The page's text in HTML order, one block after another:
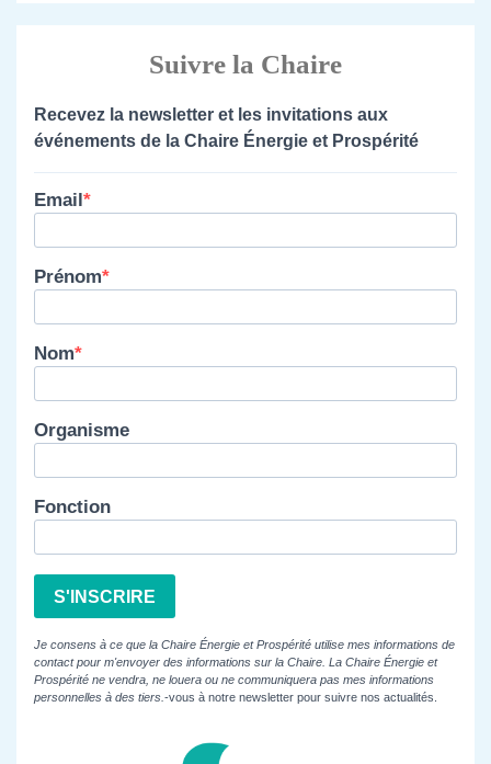
Suivre la Chaire
Recevez la newsletter et les invitations aux
événements de la Chaire Énergie et Prospérité
Email
Prénom
Nom
Organisme
Fonction
S'INSCRIRE
Je consens à ce que la Chaire Énergie et Prospérité utilise mes informations de
contact pour m'envoyer des informations sur la Chaire. La Chaire Énergie et
Prospérité ne vendra, ne louera ou ne communiquera pas mes informations
personnelles à des tiers. -vous à notre newsletter pour suivre nos actualités.